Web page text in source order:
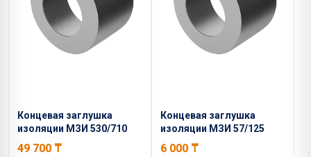
Концевая заглушка
изоляции МЗИ 530/710
49 700 ₸
Концевая заглушка
изоляции МЗИ 57/125
6 000 ₸